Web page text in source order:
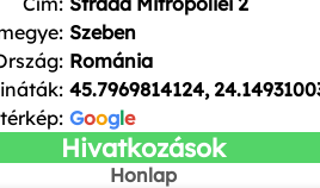
Szeben
Románia
45.7969814124,
Google
Hivatkozások
Honlap